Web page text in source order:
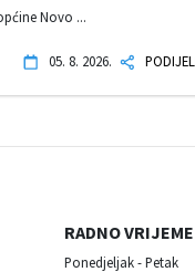
Novo ...
05. 8. 2026.
RADNO VRIJEME
Ponedjeljak - Petak